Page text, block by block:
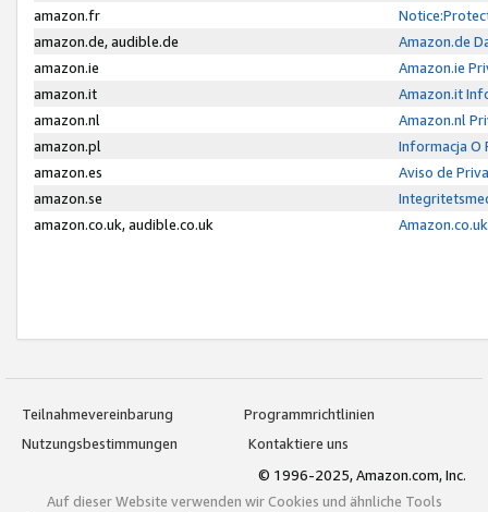
amazon.fr
amazon.de, audible.de
Amazon.de
amazon.ie
Amazon.ie
amazon.it
Amazon.it
amazon.nl
Amazon.nl
amazon.pl
Informacja O
amazon.es
Aviso de
amazon.se
amazon.co.uk, audible.co.uk
Teilnahmevereinbarung
Programmrichtlinien
Nutzungsbestimmungen
Kontaktiere uns
© 1996-2025, Amazon.com, Inc.
Auf dieser Website verwenden wir Cookies und ähnliche Tools